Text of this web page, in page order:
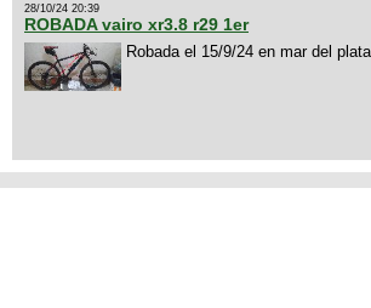
28/10/24 20:39
ROBADA vairo xr3.8 r29 1er
Robada el 15/9/24 en mar del